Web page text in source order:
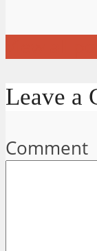
Leave a
Comment